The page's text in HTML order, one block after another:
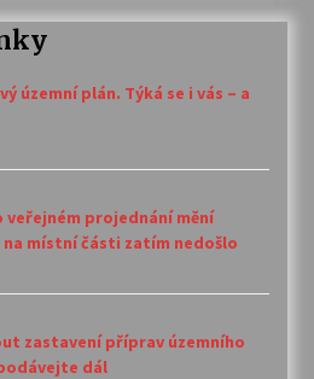
územní plán. Týká se i vás – a
veřejném projednání mění
místní části zatím nedošlo
zastavení příprav územního
dál